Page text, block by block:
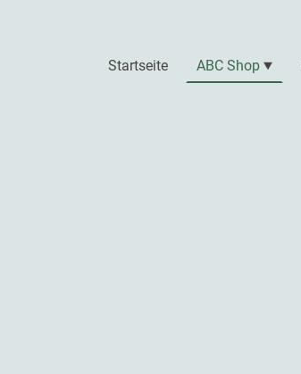
Startseite ABC Shop